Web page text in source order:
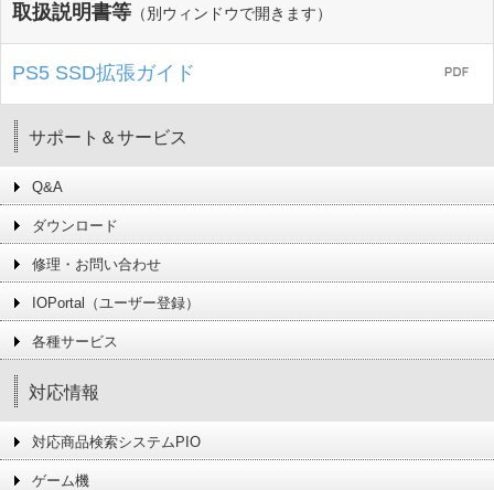
取扱説明書等 （別ウィンドウで開きます）
PS5 SSD拡張ガイド
サポート＆サービス
Q&A
ダウンロード
修理・お問い合わせ
IOPortal（ユーザー登録）
各種サービス
対応情報
対応商品検索システムPIO
ゲーム機